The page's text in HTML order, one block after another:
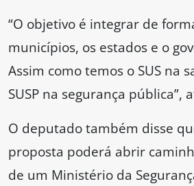
“O objetivo é integrar de
municípios, os estados e o
Assim como temos o SUS na
SUSP na segurança pública”,
O deputado também disse
proposta poderá abrir
de um Ministério da